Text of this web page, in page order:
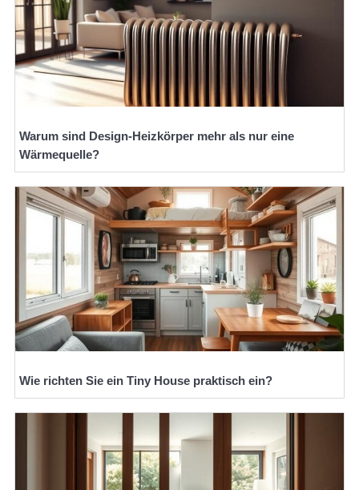
Warum sind Design-Heizkörper mehr als nur eine
Wärmequelle?
Wie richten Sie ein Tiny House praktisch ein?